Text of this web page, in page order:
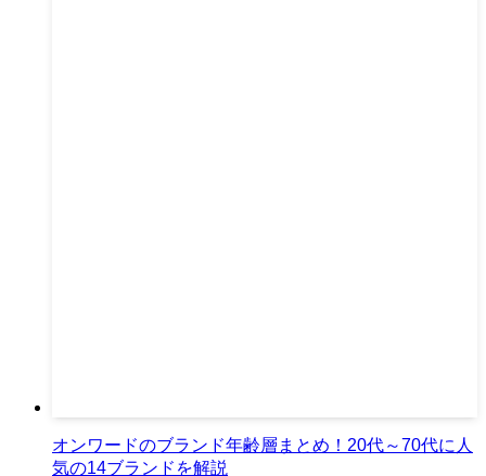
オンワードのブランド年齢層まとめ！20代～70代に人
気の14ブランドを解説